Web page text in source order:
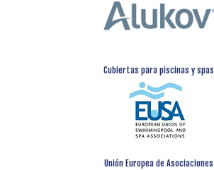
Cubiertas para piscinas y spas
Unión Europea de Asociaciones